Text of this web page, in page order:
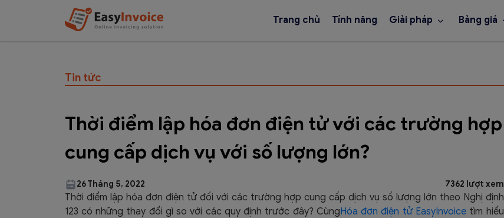
Trang chủ Tính năng Giải pháp Bảng giá
Tin tức
Thời điểm lập hóa đơn điện tử với các trường hợp
cung cấp dịch vụ với số lượng lớn?
26 Tháng 5, 2022 7362 lượt xem
Thời điểm lập hóa đơn điện tử đối với các trường hợp cung cấp dịch vụ số lượng lớn theo Nghị định
123 có những thay đổi gì so với các quy định trước đây? CùngHóa đơn điện tửEasyInvoicetìm hiểu